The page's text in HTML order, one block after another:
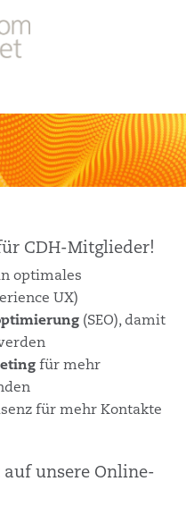
CDH-Mitglieder!
optimales
UX)
(SEO), damit
für mehr
für mehr Kontakte
auf unsere Online-